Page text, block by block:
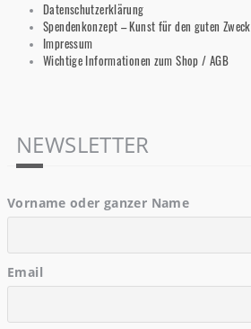
Datenschutzerklärung
Spendenkonzept – Kunst für den guten Zweck
Impressum
Wichtige Informationen zum Shop / AGB
NEWSLETTER
Vorname oder ganzer Name
Email